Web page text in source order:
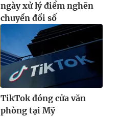
ngày xử lý điểm nghẽn
chuyển đổi số
TikTok đóng cửa văn
phòng tại Mỹ